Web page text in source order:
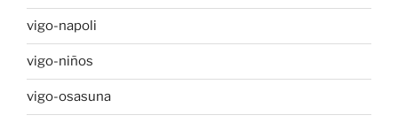
vigo-napoli
vigo-niños
vigo-osasuna